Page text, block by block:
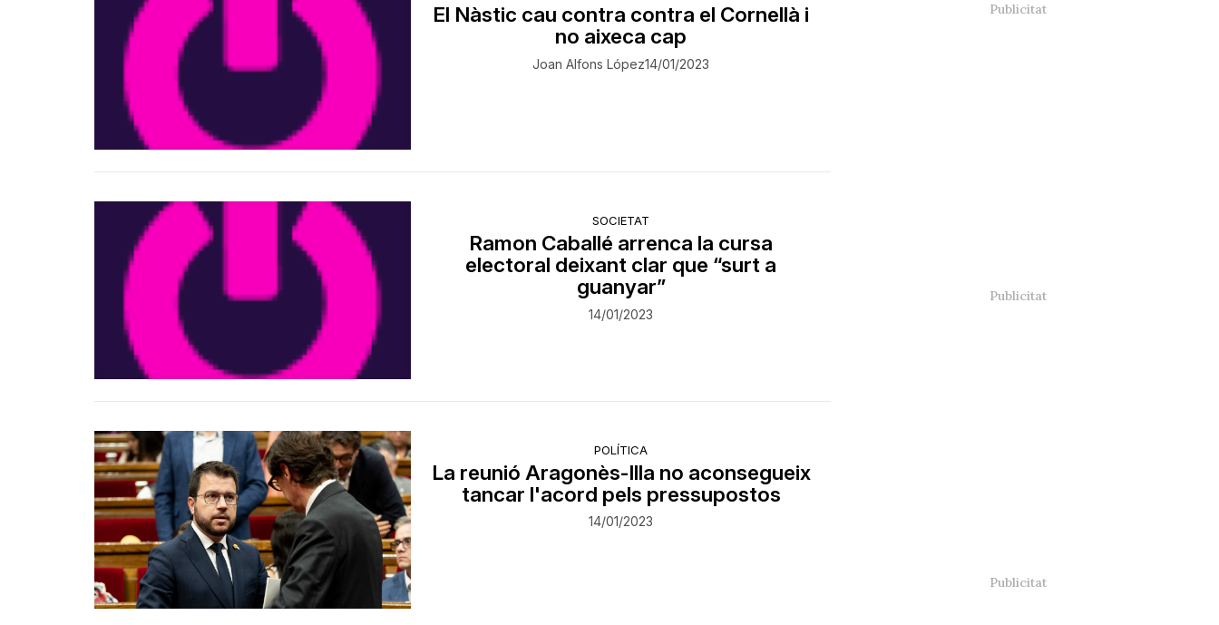
El Nàstic cau contra contra el Cornellà i
no aixeca cap
Joan Alfons López14/01/2023
SOCIETAT
Ramon Caballé arrenca la cursa
electoral deixant clar que “surt a
guanyar”
14/01/2023
POLÍTICA
La reunió Aragonès-Illa no aconsegueix
tancar l'acord pels pressupostos
14/01/2023